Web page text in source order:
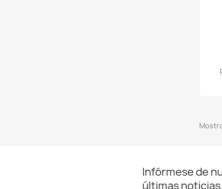
Infórmese de
últimas